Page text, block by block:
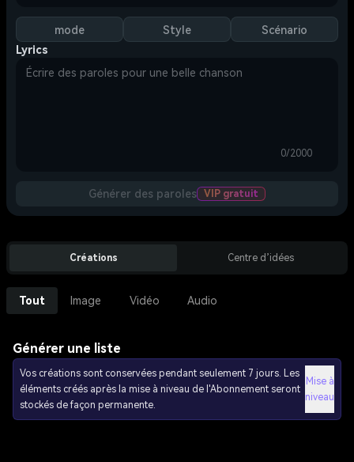
mode Style
Scénario
Lyrics
0/2000
Générer des paroles VIP gratuit
Créations Centre d’idées
Tout Image Vidéo Audio
Générer une liste
Vos créations sont conservées pendant seulement 7 jours. Les
éléments créés après la mise à niveau de l'Abonnement seront
stockés de façon permanente.
Mise à
niveau